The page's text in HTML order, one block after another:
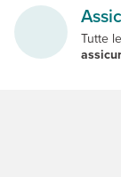
Tutte